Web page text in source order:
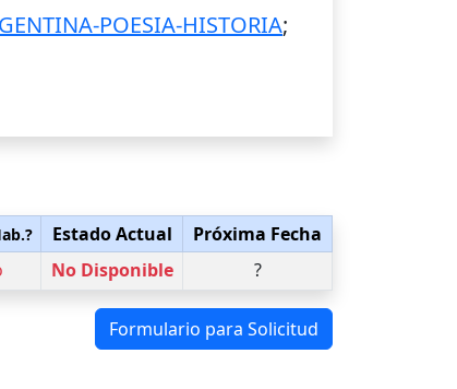
POESIA-HISTORIA;
Estado Actual
Próxima Fecha
No Disponible ?
Formulario para Solicitud